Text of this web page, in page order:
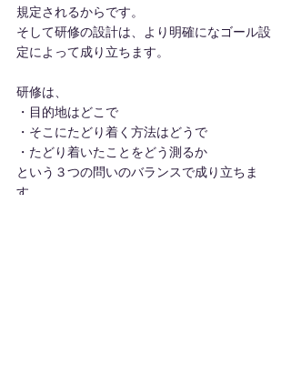
規定されるからです。
そして研修の設計は、より明確になゴール設
定によって成り立ちます。
研修は、
・目的地はどこで
・そこにたどり着く方法はどうで
・たどり着いたことをどう測るか
という３つの問いのバランスで成り立ちま
す。